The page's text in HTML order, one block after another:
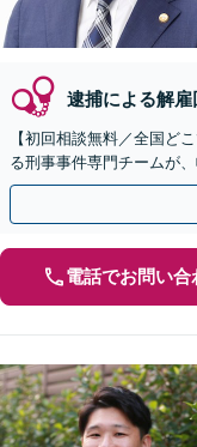
逮捕による解雇
【初回相談無料／全国ど
る刑事事件専門チームが
電話でお問い合